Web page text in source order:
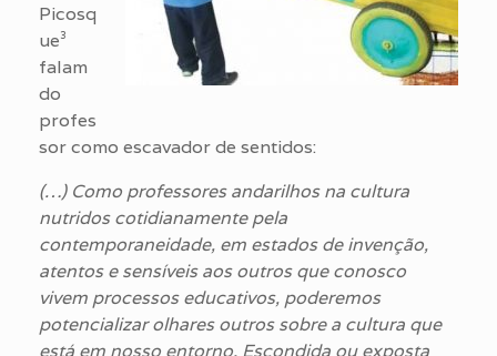
Picosq
ue³
falam
do
profes
sor como escavador de sentidos:
(…) Como professores andarilhos na cultura
nutridos cotidianamente pela
contemporaneidade, em estados de invenção,
atentos e sensíveis aos outros que conosco
vivem processos educativos, poderemos
potencializar olhares outros sobre a cultura que
está em nosso entorno. Escondida ou exposta